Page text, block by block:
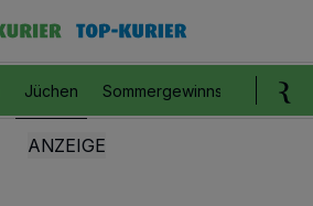
Jüchen Sommergewinnspiel